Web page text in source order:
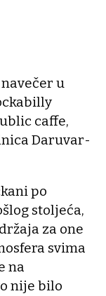
u
caffe,
Daruvar-
po
stoljeća,
za one
svima
na
nije bilo